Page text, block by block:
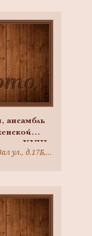
ансамбль
XVIII-
Москва, Преображенский Вал ул., д.17Б, стр.4